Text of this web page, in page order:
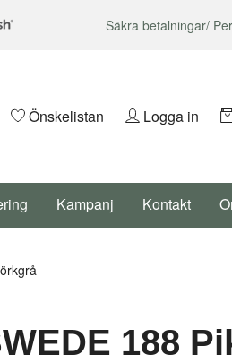
Säkra betalningar/
Önskelistan Logga in
Kampanj Kontakt
188